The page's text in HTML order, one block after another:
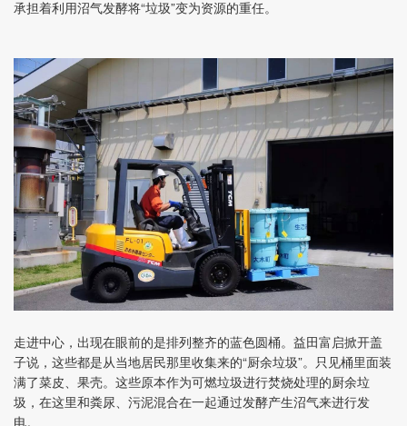
承担着利用沼气发酵将“垃圾”变为资源的重任。
走进中心，出现在眼前的是排列整齐的蓝色圆桶。益田富启掀开盖
子说，这些都是从当地居民那里收集来的“厨余垃圾”。只见桶里面装
满了菜皮、果壳。这些原本作为可燃垃圾进行焚烧处理的厨余垃
圾，在这里和粪尿、污泥混合在一起通过发酵产生沼气来进行发
电。